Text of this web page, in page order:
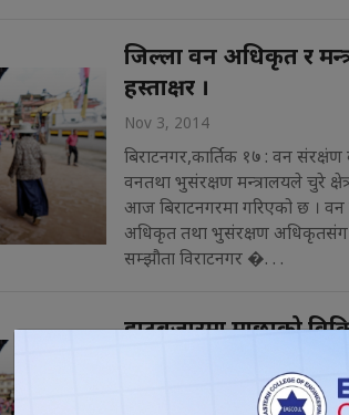
जिल्ला वन अधिकृत र
हस्ताक्षर ।
Nov 3, 2014
बिराटनगर,कार्तिक १७ : वन
वनतथा भुसंरक्षण मन्त्रालयले चुरे
आज बिराटनगरमा गरिएको छ ।
अधिकृत तथा भुसंरक्षण अधिकृतसंग
सम्झौता विराटनगर �. . .
हाटबजारमा माछाको